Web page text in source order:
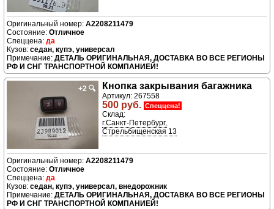
A2208211479
Отличное
да
седан, купэ, универсал
ДЕТАЛЬ ОРИГИНАЛЬНАЯ, ДОСТАВКА ВО ВСЕ РЕГИОНЫ
РФ И СНГ ТРАНСПОРТНОЙ КОМПАНИЕЙ!
+2 🔍 Кнопка закрывания багажника
Артикул: 267558
500 руб. Спеццена!
Склад:
г.Санкт-Петербург,
Стрельбищенская 13
A2208211479
Отличное
да
седан, купэ, универсал, внедорожник
ДЕТАЛЬ ОРИГИНАЛЬНАЯ, ДОСТАВКА ВО ВСЕ РЕГИОНЫ
РФ И СНГ ТРАНСПОРТНОЙ КОМПАНИЕЙ!